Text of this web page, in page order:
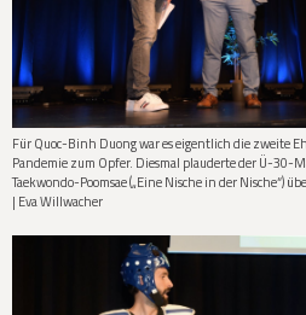
Für Quoc-Binh Duong war es eigentlich die zweite
Pandemie zum Opfer. Diesmal plauderte der Ü-30-
Taekwondo-Poomsae („Eine Nische in der Nische“)
| Eva Willwacher